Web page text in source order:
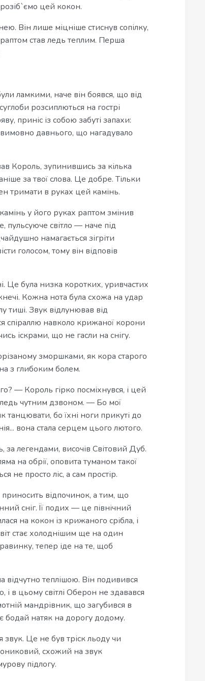
цей кокон.
Він лише міцніше стиснув сопілку,
став ледь теплим. Перша
ламкими, наче він боявся, що від
розсиплються на гострі
приніс із собою забуті запахи:
давнього, що нагадувало
Король, зупинившись за кілька
за твої слова. Це добре. Тільки
тримати в руках цей камінь.
у його руках раптом змінив
пульсуюче світло — наче під
намагається зігріти
голосом, тому він відповів
Це була низка коротких, уривчастих
Кожна нота була схожа на удар
тиші. Звук відлунював від
спіраллю навколо крижаної корони
іскрами, що не гасли на снігу.
зморшками, як кора старого
з глибоким болем.
— Король гірко посміхнувся, і цей
ледь чутним дзвоном. — Бо мої
танцювати, бо їхні ноги прикуті до
вона стала серцем цього лютого.
за легендами, височів Світовий Дуб.
на обрії, оповита туманом такої
не просто ліс, а сам простір.
відпочинок, а тим, що
сніг. Її подих — це північний
на кокон із крижаного срібла, і
стає холоднішим ще на один
тепер іде на те, щоб
відчутно теплішою. Він подивився
в цьому світлі Оберон не здавався
мандрівник, що загубився в
бодай натяк на дорогу додому.
звук. Це не був тріск льоду чи
схожий на звук
підлогу.